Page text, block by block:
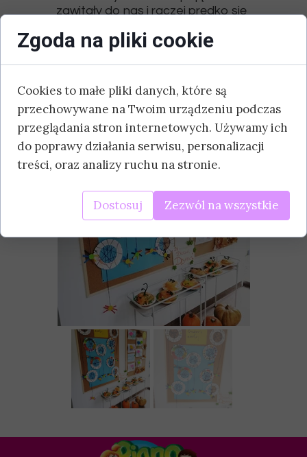
zawitały do nas i raczej prędko się
Zapraszamy do galerii poniżej aby
zobaczyć prace maluchów w pełnej
Zgoda na pliki cookie
Cookies to małe pliki danych, które są
przechowywane na Twoim urządzeniu podczas
przeglądania stron internetowych. Używamy ich
do poprawy działania serwisu, personalizacji
treści, oraz analizy ruchu na stronie.
Dostosuj Zezwól na wszystkie